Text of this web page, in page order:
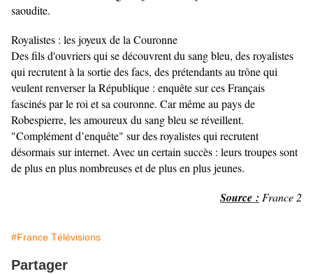
saoudite.
Royalistes : les joyeux de la Couronne
Des fils d'ouvriers qui se découvrent du sang bleu, des royalistes
qui recrutent à la sortie des facs, des prétendants au trône qui
veulent renverser la République : enquête sur ces Français
fascinés par le roi et sa couronne. Car même au pays de
Robespierre, les amoureux du sang bleu se réveillent.
"Complément d’enquête" sur des royalistes qui recrutent
désormais sur internet. Avec un certain succès : leurs troupes sont
de plus en plus nombreuses et de plus en plus jeunes.
Source : France 2
#France Télévisions
Partager